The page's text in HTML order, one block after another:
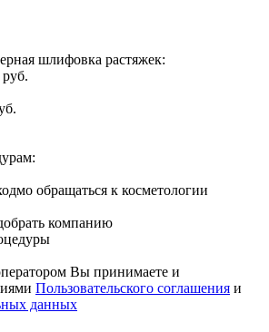
шлифовка растяжек:
обращаться к косметологии
компанию
Вы принимаете и
Пользовательского соглашения и
данных